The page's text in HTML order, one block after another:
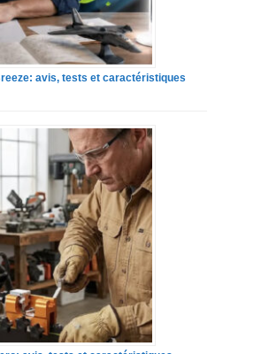
avis, tests et caractéristiques